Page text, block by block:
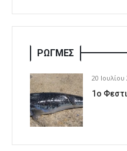
ΡΩΓΜΕΣ
20 Ιουλίου
1o